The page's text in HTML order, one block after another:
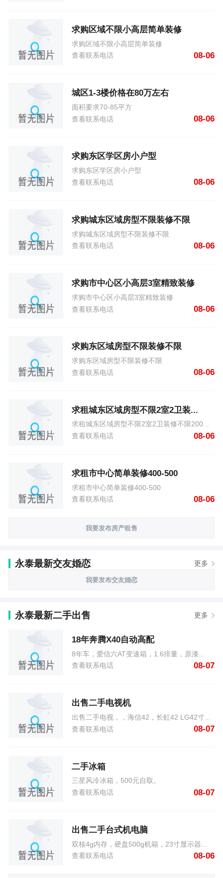
求购区域不限小高层简单装修
求购区域不限小高层简单装修
查看联系电话
08-06
城区1-3楼价格在80万左右
面积要求70-85平方
查看联系电话
08-06
求购东区学区房小户型
求购东区学区房小户型
查看联系电话
08-06
求购城东区域房型不限装修不限
求购城东区域房型不限装修不限
查看联系电话
08-06
求购市中心区小高层3室精致装修
求购市中心区小高层3室精致装修
查看联系电话
08-06
求购东区域房型不限装修不限
求购东区域房型不限装修不限
查看联系电话
08-06
求租城东区域房型不限2室2卫装...
求租城东区域房型不限2室2卫装修不限200...
查看联系电话
08-06
求租市中心简单装修400-500
求租市中心简单装修400-500
查看联系电话
08-06
我要发布房产租售
永泰最新交友婚恋 更多
我要发布交友婚恋
永泰最新二手出售 更多
18年奔腾X40自动高配
8年车，爱信六AT变速箱，1.6排量，原漆...
查看联系电话
08-07
出售二手电视机
出售二手电视，，海信42，长虹42 LG42寸...
查看联系电话
08-07
二手冰箱
三星风冷冰箱，500元自取。
查看联系电话
08-07
出售二手台式机电脑
双核4g内存，硬盘500g机箱，23寸显示器...
查看联系电话
08-06